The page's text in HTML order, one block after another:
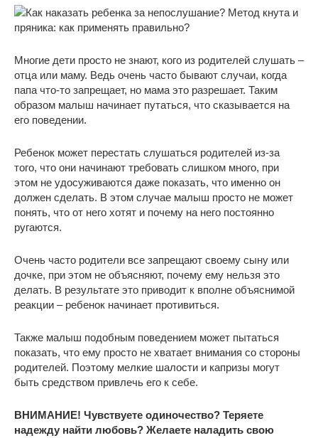
Многие дети просто не знают, кого из родителей слушать –
отца или маму. Ведь очень часто бывают случаи, когда
папа что-то запрещает, но мама это разрешает. Таким
образом малыш начинает путаться, что сказывается на
его поведении.
Ребенок может перестать слушаться родителей из-за
того, что они начинают требовать слишком много, при
этом не удосуживаются даже показать, что именно он
должен сделать. В этом случае малыш просто не может
понять, что от него хотят и почему на него постоянно
ругаются.
Очень часто родители все запрещают своему сыну или
дочке, при этом не объясняют, почему ему нельзя это
делать. В результате это приводит к вполне объяснимой
реакции – ребенок начинает противиться.
Также малыш подобным поведением может пытаться
показать, что ему просто не хватает внимания со стороны
родителей. Поэтому мелкие шалости и капризы могут
быть средством привлечь его к себе.
ВНИМАНИЕ! Чувствуете одиночество? Теряете
надежду найти любовь? Желаете наладить свою